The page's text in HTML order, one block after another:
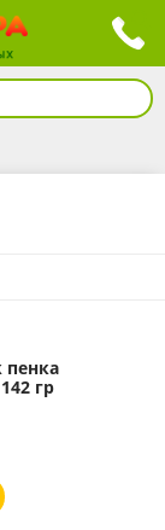
пенка
гр